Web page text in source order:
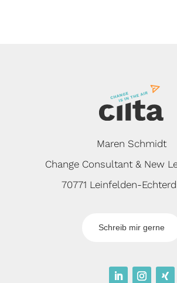
Maren Schmidt
Change Consultant & New
70771 Leinfelden-
Schreib mir gerne